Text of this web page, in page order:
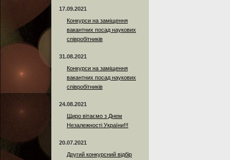
17.09.2021
Конкурси на заміщення
вакантних посад наукових
співробітників
31.08.2021
Конкурси на заміщення
вакантних посад наукових
співробітників
24.08.2021
Щиро вітаємо з Днем
Незалежності України!!!
20.07.2021
Другий конкурсний відбір